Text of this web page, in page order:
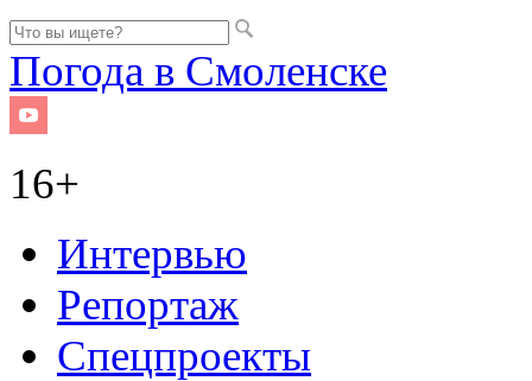
Погода в Смоленске
16+
Интервью
Репортаж
Спецпроекты